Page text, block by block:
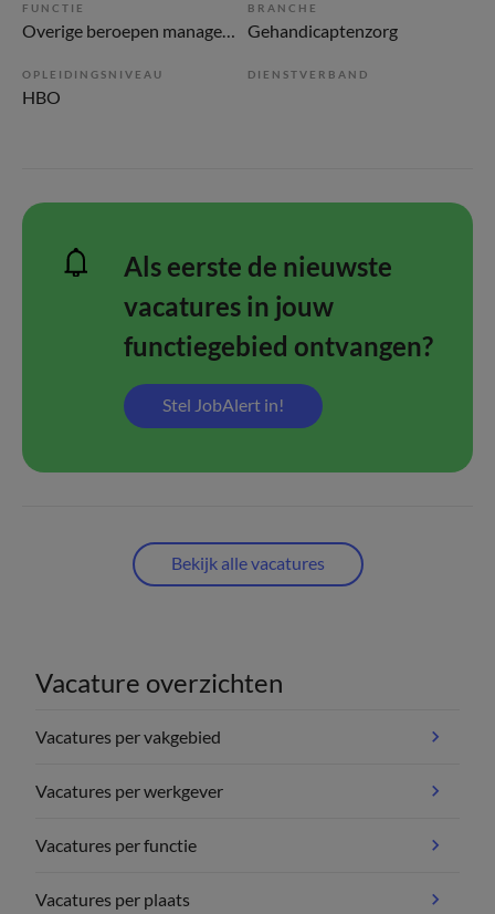
FUNCTIE
Overige beroepen management
BRANCHE
Gehandicaptenzorg
OPLEIDINGSNIVEAU
HBO
DIENSTVERBAND
Als eerste de nieuwste
vacatures in jouw
functiegebied ontvangen?
Stel JobAlert in!
Bekijk alle vacatures
Vacature overzichten
Vacatures per vakgebied
Vacatures per werkgever
Vacatures per functie
Vacatures per plaats